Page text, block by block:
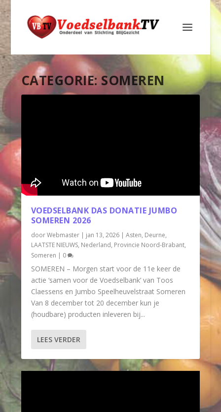
CATEGORIE: SOMEREN
VOEDSELBANK DAS DONATIE JUMBO
SOMEREN 2026
doorWebmaster| jan 13, 2026| Asten, Deurne,
LAATSTE NIEUWS, Nederland, Provincie Noord-Brabant,
Someren | 0
SOMEREN – Morgen start voor de 11e keer de
actie ‘samen voor de Voedselbank’ van Toos
Claessens en Jumbo Speelheuvelstraat Someren
Van 8 december tot 20 december kun je
(houdbare) producten inleveren bij...
LEES VERDER